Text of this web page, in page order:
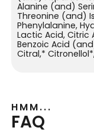
Alanine (and)
Threonine (and)
Phenylalanine,
Lactic Acid,
Benzoic Acid
Citral,*
HMM...
FAQ